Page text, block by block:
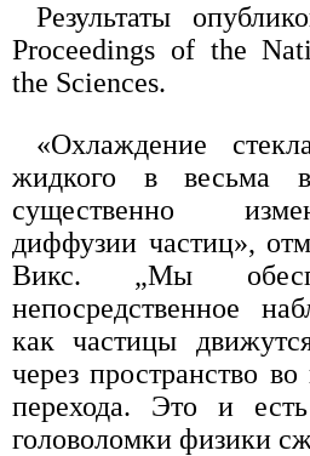
Результаты
Proceedings of the
the Sciences.
«Охлаждение
жидкого в весьма
существенно
диффузии частиц»,
Викс. „Мы
непосредственное
как частицы
через пространство
перехода. Это и
головоломки физики